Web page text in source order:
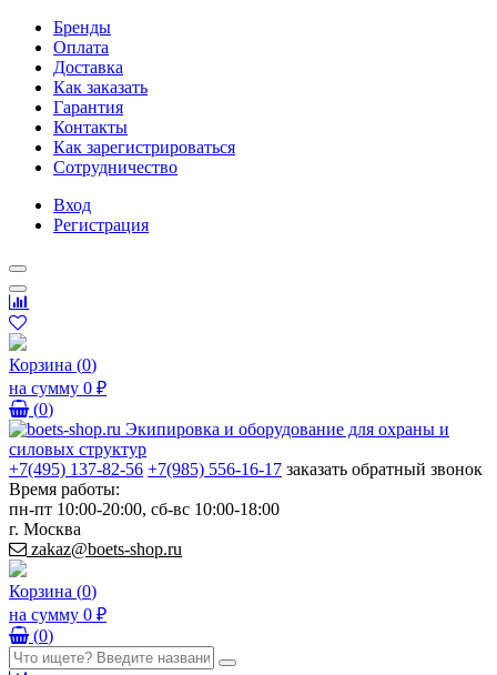
Бренды
Оплата
Доставка
Как заказать
Гарантия
Контакты
Как зарегистрироваться
Сотрудничество
Вход
Регистрация
Корзина (0)
на сумму 0 ₽
(0)
+7(495) 137-82-56 +7(985) 556-16-17 заказать обратный звонок
Время работы:
пн-пт 10:00-20:00, сб-вс 10:00-18:00
г. Москва
zakaz@boets-shop.ru
Корзина (0)
на сумму 0 ₽
(0)